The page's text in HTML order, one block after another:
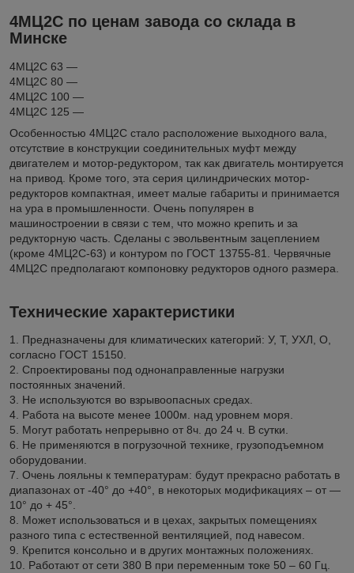
4МЦ2С по ценам завода со склада в
Минске
4МЦ2С 63 —
4МЦ2С 80 —
4МЦ2С 100 —
4МЦ2С 125 —
Особенностью 4МЦ2С стало расположение выходного вала,
отсутствие в конструкции соединительных муфт между
двигателем и мотор-редуктором, так как двигатель монтируется
на привод. Кроме того, эта серия цилиндрических мотор-
редукторов компактная, имеет малые габариты и принимается
на ура в промышленности. Очень популярен в
машиностроении в связи с тем, что можно крепить и за
редукторную часть. Cделаны с эвольвентным зацеплением
(кроме 4МЦ2С-63) и контуром по ГОСТ 13755-81. Червячные
4МЦ2С предполагают компоновку редукторов одного размера.
Технические характеристики
1. Предназначены для климатических категорий: У, Т, УХЛ, О,
согласно ГОСТ 15150.
2. Спроектированы под однонаправленные нагрузки
постоянных значений.
3. Не используются во взрывоопасных средах.
4. Работа на высоте менее 1000м. над уровнем моря.
5. Могут работать непрерывно от 8ч. до 24 ч. В сутки.
6. Не применяются в погрузочной технике, грузоподъемном
оборудовании.
7. Очень лояльны к температурам: будут прекрасно работать в
диапазонах от -40° до +40°, в некоторых модификациях – от —
10° до + 45°.
8. Может использоваться и в цехах, закрытых помещениях
разного типа с естественной вентиляцией, под навесом.
9. Крепится консольно и в других монтажных положениях.
10. Работают от сети 380 В при переменным токе 50 – 60 Гц.